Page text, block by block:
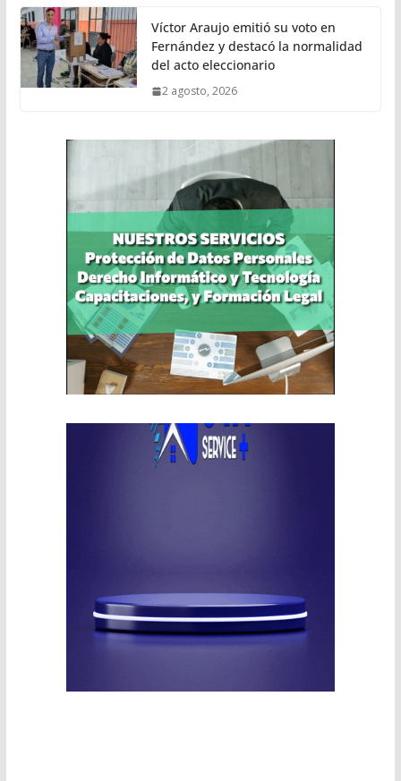
Víctor Araujo emitió su voto en
Fernández y destacó la normalidad
del acto eleccionario
2 agosto, 2026